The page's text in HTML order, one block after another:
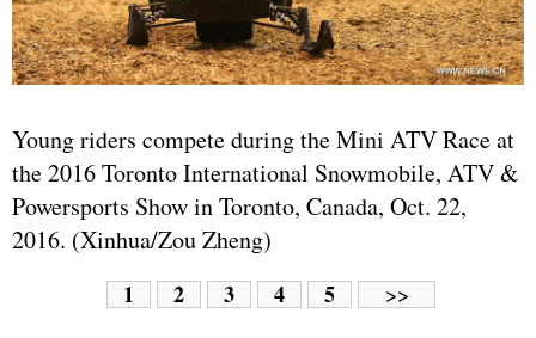
Young riders compete during the Mini ATV Race at
the 2016 Toronto International Snowmobile, ATV &
Powersports Show in Toronto, Canada, Oct. 22,
2016. (Xinhua/Zou Zheng)
1 2 3 4 5 >>